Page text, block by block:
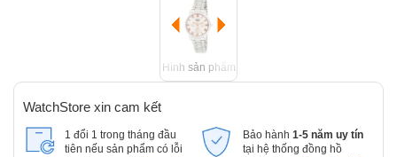
Hình sản phẩm
WatchStore xin cam kết
1 đổi 1 trong tháng đầu
tiên nếu sản phẩm có lỗi
Bảo hành 1-5 năm uy tín
tại hệ thống đồng hồ